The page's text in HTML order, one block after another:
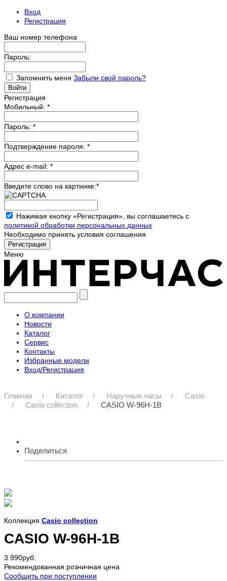
Вход
Регистрация
Ваш номер телефона
Пароль:
Запомнить меня Забыли свой пароль?
Регистрация
Мобильный: *
Пароль: *
Подтверждение пароля: *
Адрес e-mail: *
Введите слово на картинке:*
Нажимая кнопку «Регистрация», вы соглашаетесь с
политикой обработки персональных данных
Необходимо принять условия соглашения
Меню
О компании
Новости
Каталог
Сервис
Контакты
Избранные модели
Вход/Регистрация
Главная Каталог Наручные часы
Casio
Casio collection
CASIO W-96H-1B
Поделиться
Коллекция Casio collection
CASIO W-96H-1B
3 990руб.
Рекомендованная розничная цена
Сообщить при поступлении